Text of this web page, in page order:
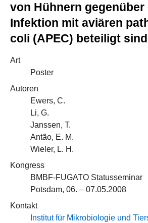
von Hühnern gegenüber
Infektion mit aviären
coli (APEC) beteiligt sind
Art
Poster
Autoren
Ewers, C.
Li, G.
Janssen, T.
Antão, E. M.
Wieler, L. H.
Kongress
BMBF-FUGATO Statusseminar
Potsdam, 06. – 07.05.2008
Kontakt
Institut für Mikrobiologie und